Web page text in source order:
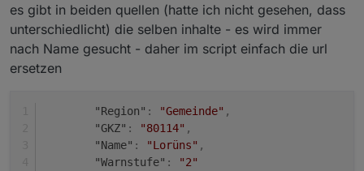
Es gibt hier keinen Suchwert Bezirk und keinen
Suchwert Bundesland.
Ich möchte die Werte
Stand
Warnstufe
auf Grund der GKZ (z.B.320) finden und in
Datenpunkte schreiben.
es gibt in beiden quellen (hatte ich nicht gesehen, dass
unterschiedlicht) die selben inhalte - es wird immer
nach Name gesucht - daher im script einfach die url
ersetzen
"Region" : "Gemeinde" ,
"GKZ" : "80114" ,
"Name" : "Lorüns" ,
"Warnstufe" :
"2"